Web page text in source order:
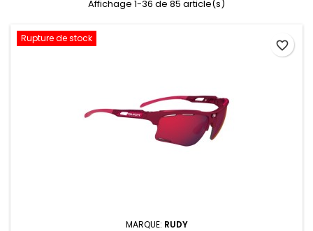
Affichage 1-36 de 85 article(s)
Rupture de stock
MARQUE: RUDY
favorite_border